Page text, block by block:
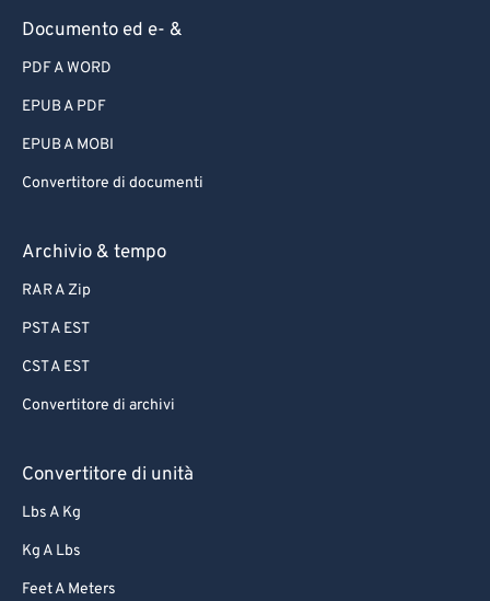
Documento ed e- &
PDF A WORD
EPUB A PDF
EPUB A MOBI
Convertitore di documenti
Archivio & tempo
RAR A Zip
PST A EST
CST A EST
Convertitore di archivi
Convertitore di unità
Lbs A Kg
Kg A Lbs
Feet A Meters